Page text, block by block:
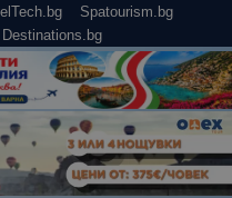
Spatourism.bg
Destinations.bg